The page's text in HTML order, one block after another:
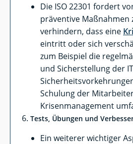
Die ISO 22301 fordert
präventive Maßnahmen
verhindern, dass eine
eintritt oder sich
zum Beispiel die
und Sicherstellung der
Schulung der
Krisenmanagement
Tests, Übungen und
Ein weiterer wichtiger